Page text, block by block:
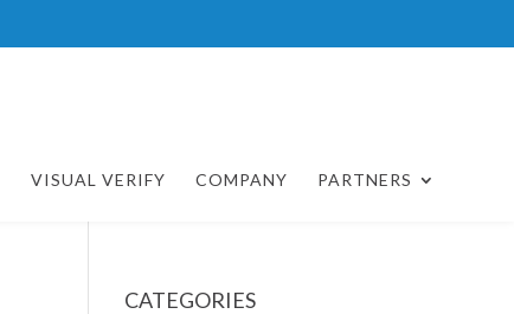
VISUAL VERIFY COMPANY PARTNERS
CATEGORIES